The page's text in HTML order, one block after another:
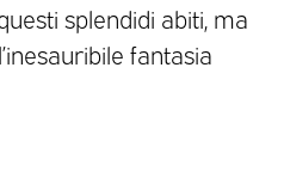
splendidi abiti, ma
fantasia